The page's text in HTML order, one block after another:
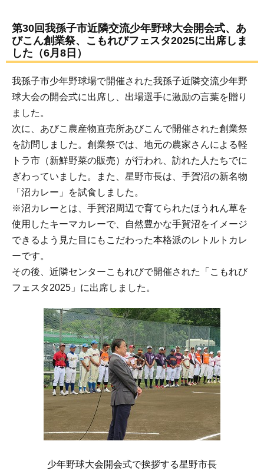
第30回我孫子市近隣交流少年野球大会開会式、あ
びこん創業祭、こもれびフェスタ2025に出席しま
した（6月8日）
我孫子市少年野球場で開催された我孫子近隣交流少年野
球大会の開会式に出席し、出場選手に激励の言葉を贈り
ました。
次に、あびこ農産物直売所あびこんで開催された創業祭
を訪問しました。創業祭では、地元の農家さんによる軽
トラ市（新鮮野菜の販売）が行われ、訪れた人たちでに
ぎわっていました。また、星野市長は、手賀沼の新名物
「沼カレー」を試食しました。
※沼カレーとは、手賀沼周辺で育てられたほうれん草を
使用したキーマカレーで、自然豊かな手賀沼をイメージ
できるよう見た目にもこだわった本格派のレトルトカレ
ーです。
その後、近隣センターこもれびで開催された「こもれび
フェスタ2025」に出席しました。
少年野球大会開会式で挨拶する星野市長